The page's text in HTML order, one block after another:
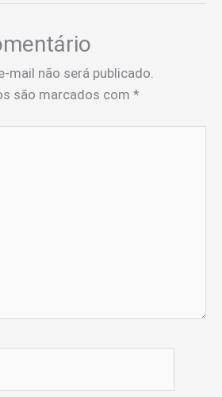
mail não será publicado.
são marcados com *